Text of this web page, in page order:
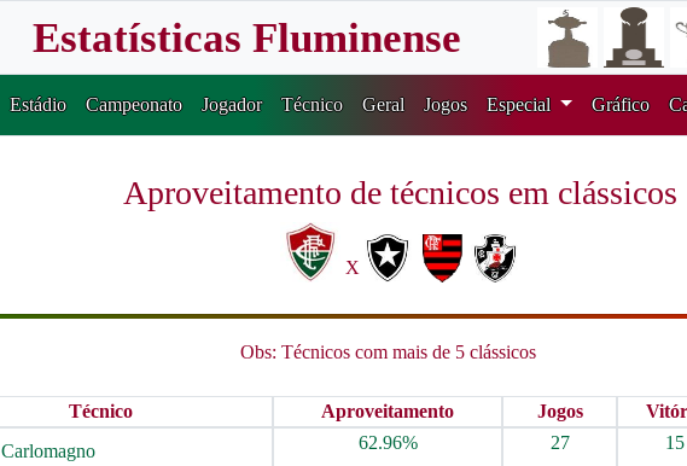
Estatísticas Fluminense
Estádio Campeonato Jogador Técnico Geral Jogos Especial Gráfico
Aproveitamento de técnicos em clássicos
X
Obs: Técnicos com mais de 5 clássicos
Técnico Aproveitamento Jogos
Carlomagno 62.96% 27 15